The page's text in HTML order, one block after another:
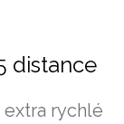
distance
rychlé